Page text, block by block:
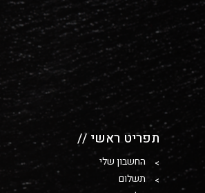
תפריט ראשי //
החשבון שלי
תשלום